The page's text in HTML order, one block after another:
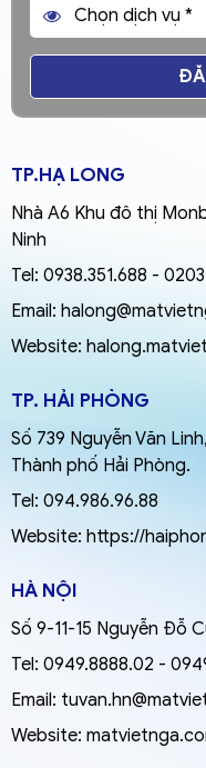
TP.HẠ LONG
Nhà A6 Khu đô thị
Ninh
Tel: 0938.351.688 -
Email:
Website:
TP. HẢI PHÒNG
Số 739 Nguyễn Văn
Thành phố Hải Phòng.
Tel: 094.986.96.88
Website: https://
HÀ NỘI
Số 9-11-15 Nguyễn Đỗ
Tel: 0949.8888.02 -
Email:
Website: